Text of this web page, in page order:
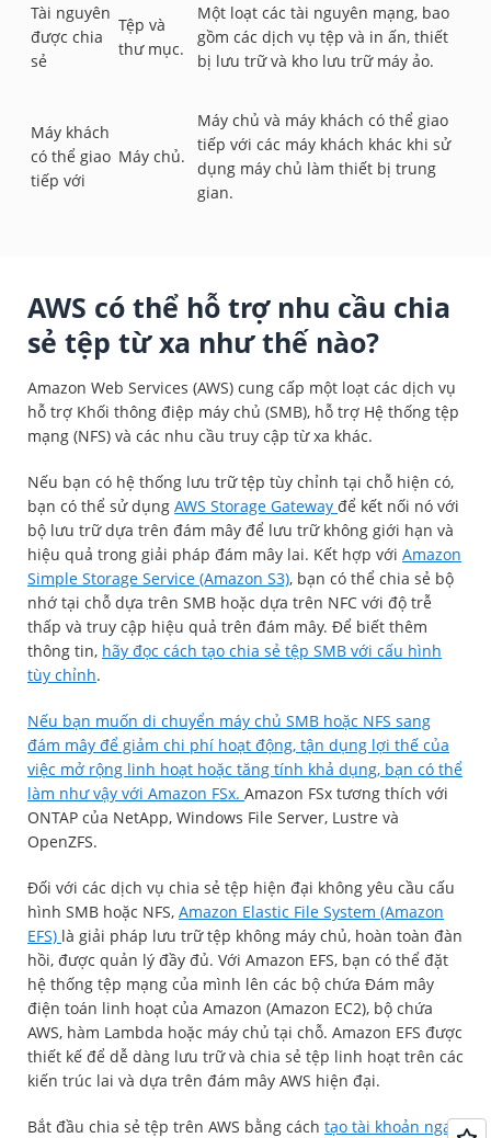
Tài nguyên
được chia
sẻ
Tệp và
thư mục.
Một loạt các tài nguyên mạng, bao
gồm các dịch vụ tệp và in ấn, thiết
bị lưu trữ và kho lưu trữ máy ảo.
Máy khách
có thể giao
tiếp với
Máy chủ.
Máy chủ và máy khách có thể giao
tiếp với các máy khách khác khi sử
dụng máy chủ làm thiết bị trung
gian.
AWS có thể hỗ trợ nhu cầu chia
sẻ tệp từ xa như thế nào?
Amazon Web Services (AWS) cung cấp một loạt các dịch vụ
hỗ trợ Khối thông điệp máy chủ (SMB), hỗ trợ Hệ thống tệp
mạng (NFS) và các nhu cầu truy cập từ xa khác.
Nếu bạn có hệ thống lưu trữ tệp tùy chỉnh tại chỗ hiện có,
bạn có thể sử dụng AWS Storage Gateway để kết nối nó với
bộ lưu trữ dựa trên đám mây để lưu trữ không giới hạn và
hiệu quả trong giải pháp đám mây lai. Kết hợp với Amazon
Simple Storage Service (Amazon S3), bạn có thể chia sẻ bộ
nhớ tại chỗ dựa trên SMB hoặc dựa trên NFC với độ trễ
thấp và truy cập hiệu quả trên đám mây. Để biết thêm
thông tin, hãy đọc cách tạo chia sẻ tệp SMB với cấu hình
tùy chỉnh.
Nếu bạn muốn di chuyển máy chủ SMB hoặc NFS sang
đám mây để giảm chi phí hoạt động, tận dụng lợi thế của
việc mở rộng linh hoạt hoặc tăng tính khả dụng, bạn có thể
làm như vậy với Amazon FSx. Amazon FSx tương thích với
ONTAP của NetApp, Windows File Server, Lustre và
OpenZFS.
Đối với các dịch vụ chia sẻ tệp hiện đại không yêu cầu cấu
hình SMB hoặc NFS, Amazon Elastic File System (Amazon
EFS) là giải pháp lưu trữ tệp không máy chủ, hoàn toàn đàn
hồi, được quản lý đầy đủ. Với Amazon EFS, bạn có thể đặt
hệ thống tệp mạng của mình lên các bộ chứa Đám mây
điện toán linh hoạt của Amazon (Amazon EC2), bộ chứa
AWS, hàm Lambda hoặc máy chủ tại chỗ. Amazon EFS được
thiết kế để dễ dàng lưu trữ và chia sẻ tệp linh hoạt trên các
kiến trúc lai và dựa trên đám mây AWS hiện đại.
Bắt đầu chia sẻ tệp trên AWS bằng cách tạo tài khoản ngay